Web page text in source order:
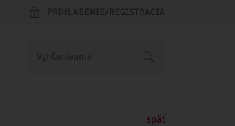
PRIHLÁSENIE/REGISTRÁCIA
späť